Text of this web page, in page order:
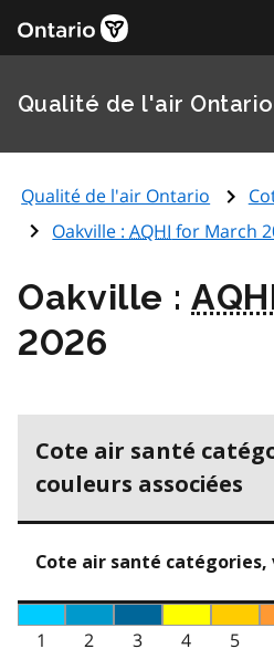
Qualité de l'air Ontario
Qualité de l'air Ontario
Oakville :AQHI for March
Oakville :
2026
Cote air santé
couleurs associées
Cote air santé catégories,
1 2 3 4 5